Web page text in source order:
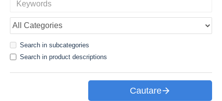
Search in subcategories
Search in product descriptions
Cautare